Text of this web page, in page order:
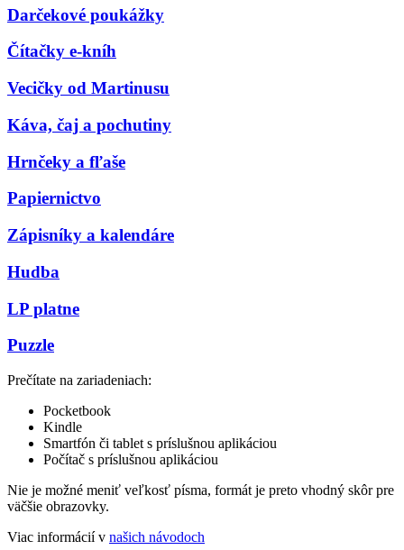
Darčekové poukážky
Čítačky e-kníh
Vecičky od Martinusu
Káva, čaj a pochutiny
Hrnčeky a fľaše
Papiernictvo
Zápisníky a kalendáre
Hudba
LP platne
Puzzle
Prečítate na zariadeniach:
Pocketbook
Kindle
Smartfón či tablet s príslušnou aplikáciou
Počítač s príslušnou aplikáciou
Nie je možné meniť veľkosť písma, formát je preto vhodný skôr pre
väčšie obrazovky.
Viac informácií v našich návodoch